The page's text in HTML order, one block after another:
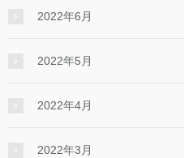
2022年6月
2022年5月
2022年4月
2022年3月